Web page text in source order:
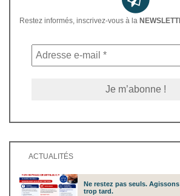
Restez informés, inscrivez-vous à la
ACTUALITÉS
Ne restez pas seuls.
trop tard.